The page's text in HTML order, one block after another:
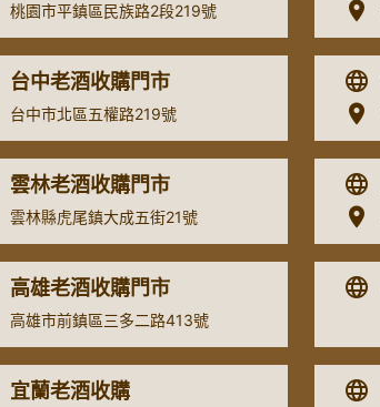
桃園市平鎮區民族路2段219號
台中老酒收購門市
台中市北區五權路219號
雲林老酒收購門市
雲林縣虎尾鎮大成五街21號
高雄老酒收購門市
高雄市前鎮區三多二路413號
宜蘭老酒收購